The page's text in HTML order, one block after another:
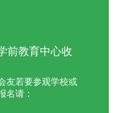
前教育中心收
友若要参观学校或
名请：